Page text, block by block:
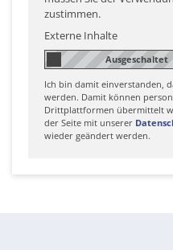
zustimmen.
Externe Inhalte
Ich bin damit einverstanden,
werden. Damit können
Drittplattformen übermittelt
der Seite mit unserer
wieder geändert werden.